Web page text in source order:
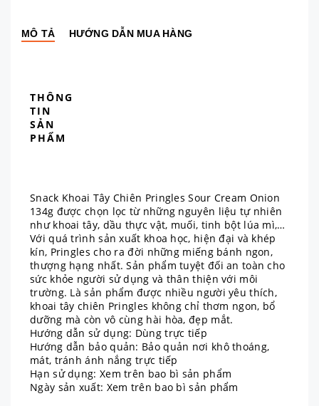
MÔ TẢ HƯỚNG DẪN MUA HÀNG
THÔNG
TIN
SẢN
PHẨM
Snack Khoai Tây Chiên Pringles Sour Cream Onion
134g được chọn lọc từ những nguyên liệu tự nhiên
như khoai tây, dầu thực vật, muối, tinh bột lúa mì,…
Với quá trình sản xuất khoa học, hiện đại và khép
kín, Pringles cho ra đời những miếng bánh ngon,
thượng hạng nhất. Sản phẩm tuyệt đối an toàn cho
sức khỏe người sử dụng và thân thiện với môi
trường. Là sản phẩm được nhiều người yêu thích,
khoai tây chiên Pringles không chỉ thơm ngon, bổ
dưỡng mà còn vô cùng hài hòa, đẹp mắt.
Hướng dẫn sử dụng: Dùng trực tiếp
Hướng dẫn bảo quản: Bảo quản nơi khô thoáng,
mát, tránh ánh nắng trực tiếp
Hạn sử dụng: Xem trên bao bì sản phẩm
Ngày sản xuất: Xem trên bao bì sản phẩm